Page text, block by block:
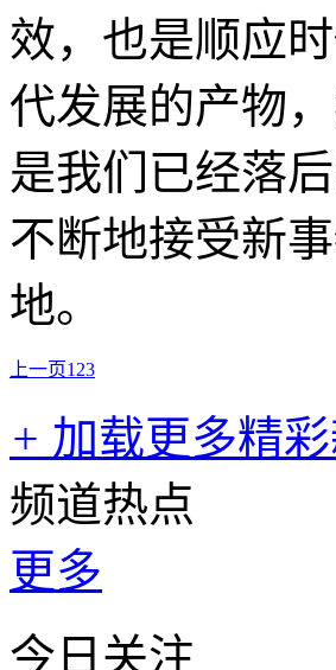
效，也是顺应
代发展的产物
是我们已经落
不断地接受新
地。
上一页1 23
+ 加载更多精
频道热点
更多
今日关注